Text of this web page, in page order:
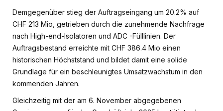
Demgegenüber stieg der Auftragseingang um 20.2% auf
CHF 213 Mio, getrieben durch die zunehmende Nachfrage
nach High-end-Isolatoren und ADC -Fülllinien. Der
Auftragsbestand erreichte mit CHF 386.4 Mio einen
historischen Höchststand und bildet damit eine solide
Grundlage für ein beschleunigtes Umsatzwachstum in den
kommenden Jahren.
Gleichzeitig mit der am 6. November abgegebenen